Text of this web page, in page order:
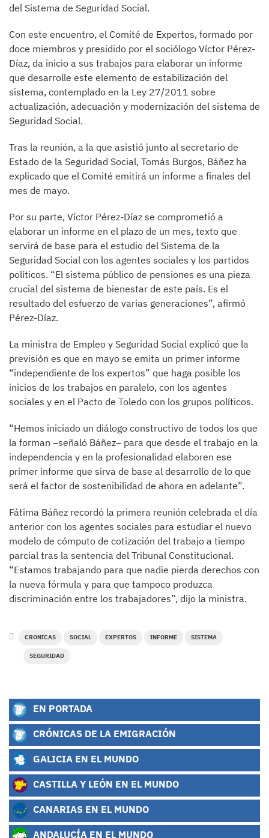
del Sistema de Seguridad Social.
Con este encuentro, el Comité de Expertos, formado por
doce miembros y presidido por el sociólogo Víctor Pérez-
Díaz, da inicio a sus trabajos para elaborar un informe
que desarrolle este elemento de estabilización del
sistema, contemplado en la Ley 27/2011 sobre
actualización, adecuación y modernización del sistema de
Seguridad Social.
Tras la reunión, a la que asistió junto al secretario de
Estado de la Seguridad Social, Tomás Burgos, Báñez ha
explicado que el Comité emitirá un informe a finales del
mes de mayo.
Por su parte, Víctor Pérez-Díaz se comprometió a
elaborar un informe en el plazo de un mes, texto que
servirá de base para el estudio del Sistema de la
Seguridad Social con los agentes sociales y los partidos
políticos. “El sistema público de pensiones es una pieza
crucial del sistema de bienestar de este país. Es el
resultado del esfuerzo de varias generaciones”, afirmó
Pérez-Díaz.
La ministra de Empleo y Seguridad Social explicó que la
previsión es que en mayo se emita un primer informe
“independiente de los expertos” que haga posible los
inicios de los trabajos en paralelo, con los agentes
sociales y en el Pacto de Toledo con los grupos políticos.
“Hemos iniciado un diálogo constructivo de todos los que
la forman –señaló Báñez– para que desde el trabajo en la
independencia y en la profesionalidad elaboren ese
primer informe que sirva de base al desarrollo de lo que
será el factor de sostenibilidad de ahora en adelante”.
Fátima Báñez recordó la primera reunión celebrada el día
anterior con los agentes sociales para estudiar el nuevo
modelo de cómputo de cotización del trabajo a tiempo
parcial tras la sentencia del Tribunal Constitucional.
“Estamos trabajando para que nadie pierda derechos con
la nueva fórmula y para que tampoco produzca
discriminación entre los trabajadores”, dijo la ministra.
CRONICAS SOCIAL EXPERTOS INFORME SISTEMA
SEGURIDAD
EN PORTADA
CRÓNICAS DE LA EMIGRACIÓN
GALICIA EN EL MUNDO
CASTILLA Y LEÓN EN EL MUNDO
CANARIAS EN EL MUNDO
ANDALUCÍA EN EL MUNDO